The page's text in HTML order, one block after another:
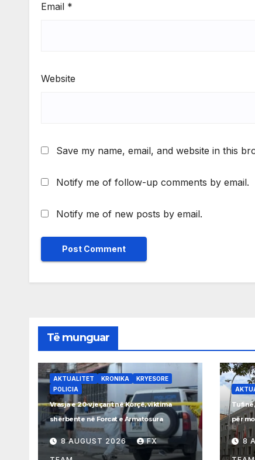
Email *
Website
Save my name, email, and website in this
Notify me of follow-up comments by email.
Notify me of new posts by email.
Të munguar
AKTUALITET KRONIKA
KRYESORE
POLICIA
Vrasja e 20-vjeçarit në Korçë, viktima
shërbente në Forcat e Armatosura
8 AUGUST 2026 FX
për
8